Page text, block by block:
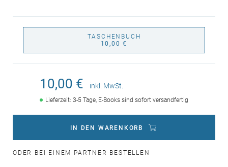
TASCHENBUCH
10,00 €
10,00 € inkl. MwSt.
Lieferzeit: 3-5 Tage, E-Books sind sofort versandfertig
IN DEN WARENKORB
ODER BEI EINEM PARTNER BESTELLEN